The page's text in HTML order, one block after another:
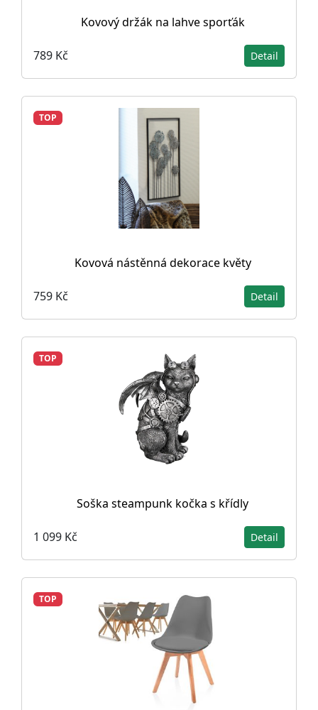
Kovový držák na lahve sporťák
789 Kč Detail
TOP
Kovová nástěnná dekorace květy
759 Kč Detail
TOP
Soška steampunk kočka s křídly
1 099 Kč Detail
TOP